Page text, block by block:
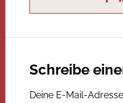
Schreibe
Deine E-Mail-